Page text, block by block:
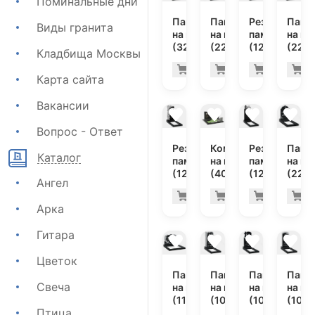
Виды гранита
Кладбища Москвы
Карта сайта
Вакансии
Вопрос - Ответ
Каталог
Ангел
Арка
Гитара
Цветок
Свеча
Памятник
на могилу
(32-138)
135.000
Купить
Памятник
на могилу
(22-202)
Купить
Резной
памятник
(12-232)
Купить
на
(22-
Резной
памятник
(12-326)
67.100 руб.
Купить
Комплекс
на могилу
(40-268)
Купить
Резной
памятник
(12-226)
Купить
на
(22-
Памятник
на могилу
(11-320)
Памятник
на могилу
(10-659)
Памятник
на могилу
(10-407)
на
(10-